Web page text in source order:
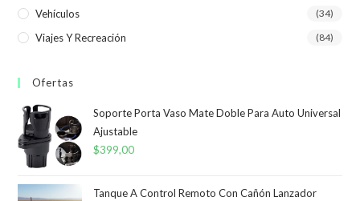
Vehículos (34)
Viajes Y Recreación (84)
Ofertas
Soporte Porta Vaso Mate Doble Para Auto Universal
Ajustable
$399,00
Tanque A Control Remoto Con Cañón Lanzador